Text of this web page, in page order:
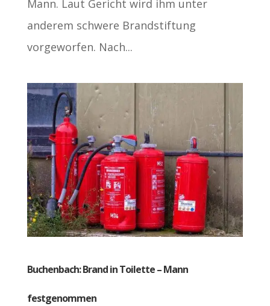
Mann. Laut Gericht wird ihm unter
anderem schwere Brandstiftung
vorgeworfen. Nach...
Buchenbach: Brand in Toilette – Mann
festgenommen